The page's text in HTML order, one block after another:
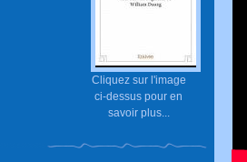
Cliquez sur l'image
ci-dessus pour en
savoir plus...